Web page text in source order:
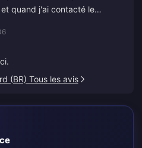
et quand j'ai contacté le
et gentille. Merci cette
(BR) Tous les avis